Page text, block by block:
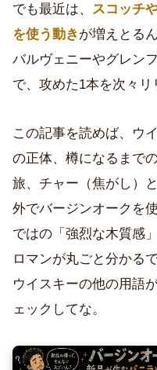
でも最近は、
スコッチ
を使う動き が増えとるん
バルヴェニーやグレン
で、攻めた1本を次々リ
この記事を読めば、ウ
の正体、樽になるまで
旅、チャー（焦がし）
外でバージンオークを
ではの「強烈な木質感
ロマンが丸ごと分かるで
ウイスキーの他の用語
ェックしてな。